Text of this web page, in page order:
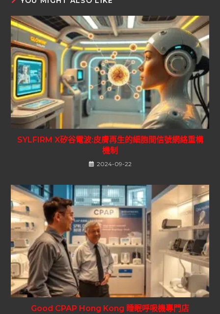
SYLFIRM X矽谷電波:皮膚再生的細胞間信號網絡重構
機制
2024-09-22
Good CPAP Hong Kong 睡眠呼吸機專門店